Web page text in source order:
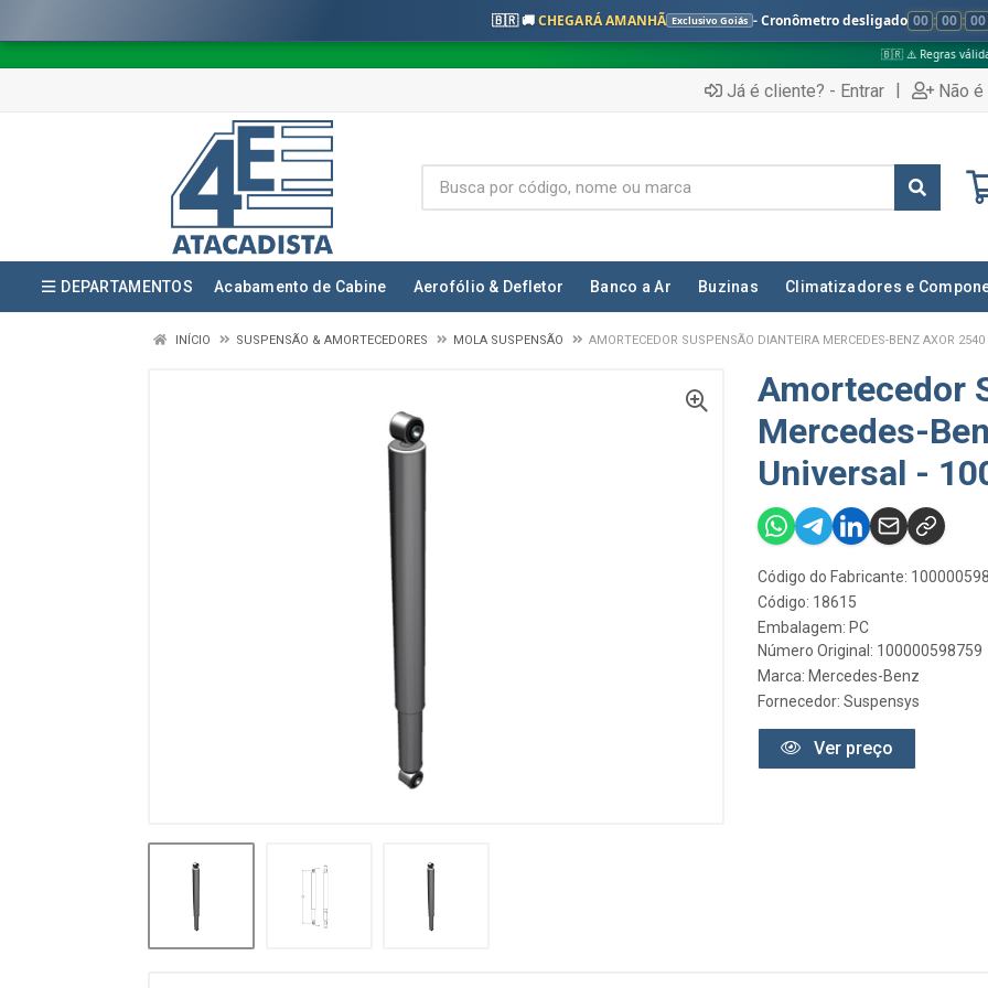
🇧🇷 🚚CHEGARÁ AMANHÃ Exclusivo Goiás - Cronômetro desligado 00 : 00 : 00
🇧🇷 ⚠️ Regras válidas apenas para:
Já é cliente? - Entrar | Não
DEPARTAMENTOS Acabamento de Cabine Aerofólio & Defletor Banco a Ar Buzinas Climatizadores e
INÍCIO SUSPENSÃO & AMORTECEDORES MOLA SUSPENSÃO AMORTECEDOR SUSPENSÃO DIANTEIRA MERCEDES-BENZ AXOR
Amortecedor
Mercedes-
Universal -
Código do Fabricante:
Código: 18615
Embalagem: PC
Número Original: 100000598759
Marca: Mercedes-Benz
Fornecedor: Suspensys
Ver preço